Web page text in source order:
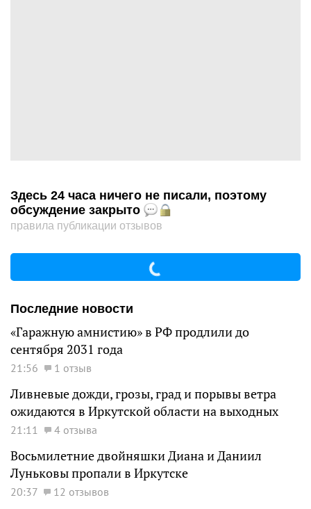
Здесь 24 часа ничего не писали, поэтому
обсуждение закрыто
правила публикации отзывов
Последние новости
«Гаражную амнистию» в РФ продлили до
сентября 2031 года
21:56 1 отзыв
Ливневые дожди, грозы, град и порывы ветра
ожидаются в Иркутской области на выходных
21:11 4 отзыва
Восьмилетние двойняшки Диана и Даниил
Луньковы пропали в Иркутске
20:37 12 отзывов